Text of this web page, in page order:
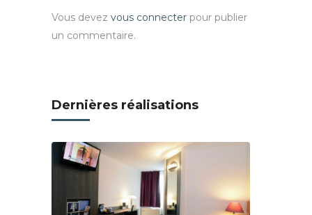
Vous devez vous connecter pour publier
un commentaire.
Dernières réalisations